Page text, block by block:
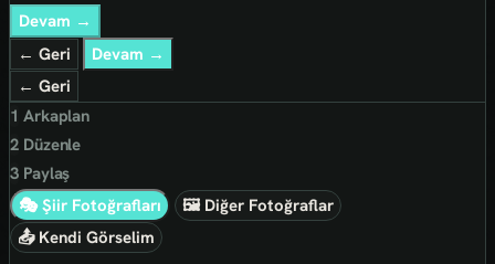
Devam →
← Geri
Devam →
← Geri
1 Arkaplan
2Düzenle
3Paylaş
🎭 Şiir Fotoğrafları
🖼 Diğer Fotoğraflar
📤 Kendi Görselim